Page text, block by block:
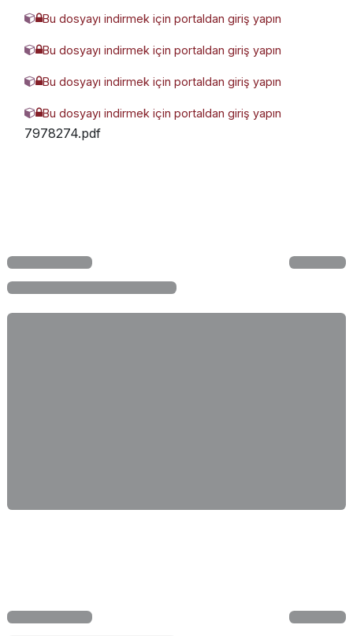
Bu dosyayı indirmek için portaldan giriş yapın
8071924-WMCS-221-0002 (3D).rar
Bu dosyayı indirmek için portaldan giriş yapın
8270863-WMCS-211-0002 (3D).rar
Bu dosyayı indirmek için portaldan giriş yapın
8622985-WMCS-211-0006 (3D).rar
Bu dosyayı indirmek için portaldan giriş yapın
MCS200pdf-977190-kopyapdf-
7978274.pdf